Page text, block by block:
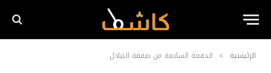
الرئيسية » الدفعة السابعة من صفقة التبادل